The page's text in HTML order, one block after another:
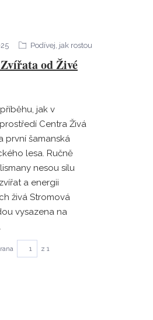
od Živé
Podívej, jak rostou
jak v
Centra Živá
první šamanská
lesa. Ručně
nesou sílu
a energii
živá Stromová
vysazena na
z 1